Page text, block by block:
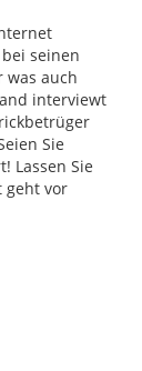
seinen
auch
interviewt
Sie
Lassen Sie
geht vor